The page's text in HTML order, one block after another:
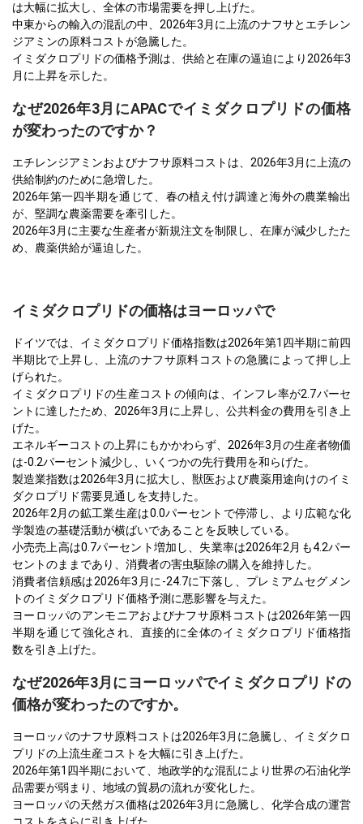
は大幅に拡大し、全体の市場需要を押し上げた。
中東からの輸入の混乱の中、2026年3月に上流のナフサとエチレン
ジアミンの原料コストが急騰した。
イミダクロプリドの価格予測は、供給と在庫の逼迫により2026年3
月に上昇を示した。
なぜ2026年3月にAPACでイミダクロプリドの価格
が変わったのですか？
エチレンジアミンおよびナフサ原料コストは、2026年3月に上流の
供給制約のために急増した。
2026年第一四半期を通じて、春の植え付け調達と海外の農業輸出
が、堅調な農薬需要を牽引した。
2026年3月に主要な生産者が新規注文を制限し、在庫が減少したた
め、農薬供給が逼迫した。
イミダクロプリドの価格はヨーロッパで
ドイツでは、イミダクロプリド価格指数は2026年第1四半期に前四
半期比で上昇し、上流のナフサ原料コストの急騰によって押し上
げられた。
イミダクロプリドの生産コストの傾向は、インフレ率が2.7パーセ
ントに達したため、2026年3月に上昇し、公共料金の費用を引き上
げた。
エネルギーコストの上昇にもかかわらず、2026年3月の生産者物価
は-0.2パーセント減少し、いくつかの先行費用を和らげた。
製造業指数は2026年3月に拡大し、獣医および農薬用途向けのイミ
ダクロプリド需要見通しを支持した。
2026年2月の鉱工業生産は0.0パーセントで停滞し、より広範な化
学製造の基礎活動が横ばいであることを反映している。
小売売上高は0.7パーセント増加し、失業率は2026年2月も4.2パー
セントのままであり、消費者の害虫駆除の購入を維持した。
消費者信頼感は2026年3月に-24.7に下落し、プレミアムセグメン
トのイミダクロプリド価格予測に悪影響を与えた。
ヨーロッパのアンモニアおよびナフサ原料コストは2026年第一四
半期を通じて強化され、直接的に全体のイミダクロプリド価格指
数を引き上げた。
なぜ2026年3月にヨーロッパでイミダクロプリドの
価格が変わったのですか。
ヨーロッパのナフサ原料コストは2026年3月に急騰し、イミダクロ
プリドの上流生産コストを大幅に引き上げた。
2026年第1四半期において、地政学的な混乱により世界の石油化学
品需要が弱まり、地域の貿易の流れが変化した。
ヨーロッパの天然ガス価格は2026年3月に急騰し、化学合成の運営